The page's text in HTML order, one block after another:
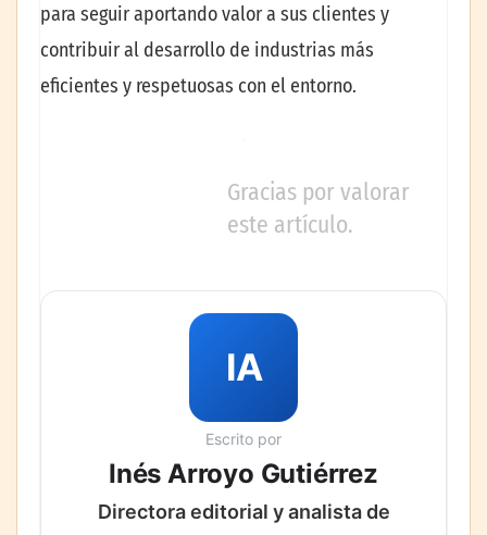
para seguir aportando valor a sus clientes y
contribuir al desarrollo de industrias más
eficientes y respetuosas con el entorno.
Gracias por valorar
este artículo.
IA
Escrito por
Inés Arroyo Gutiérrez
Directora editorial y analista de